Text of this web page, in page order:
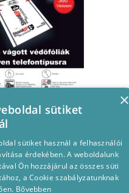
×
sütiket
sütiket használ a felhasználói
érdekében. A weboldalunk
Ön hozzájárul az összes süti
a Cookie szabályzatunknak
Bővebben